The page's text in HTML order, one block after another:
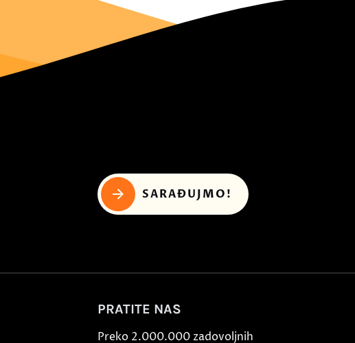
SARAĐUJMO!
PRATITE NAS
Preko 2.000.000 zadovoljnih